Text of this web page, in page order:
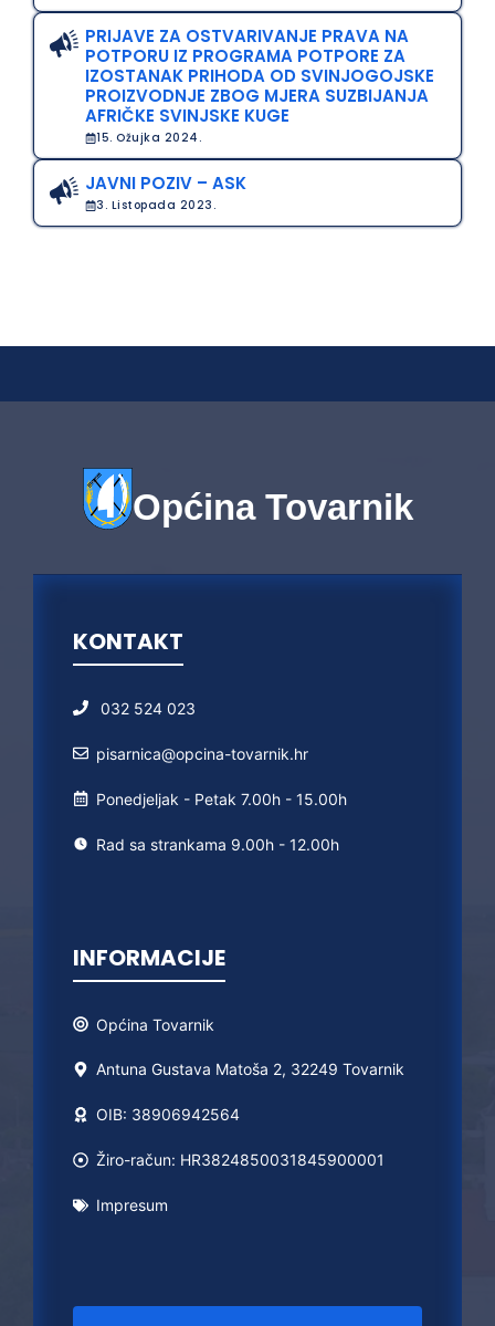
PRIJAVE ZA OSTVARIVANJE PRAVA NA
POTPORU IZ PROGRAMA POTPORE ZA
IZOSTANAK PRIHODA OD SVINJOGOJSKE
PROIZVODNJE ZBOG MJERA SUZBIJANJA
AFRIČKE SVINJSKE KUGE
15. Ožujka 2024.
JAVNI POZIV – ASK
3. Listopada 2023.
Općina Tovarnik
KONTAKT
032 524 023
pisarnica@opcina-tovarnik.hr
Ponedjeljak - Petak 7.00h - 15.00h
Rad sa strankama 9.00h - 12.00h
INFORMACIJE
Općina Tovarnik
Antuna Gustava Matoša 2, 32249 Tovarnik
OIB: 38906942564
Žiro-račun: HR3824850031845900001
Impresum